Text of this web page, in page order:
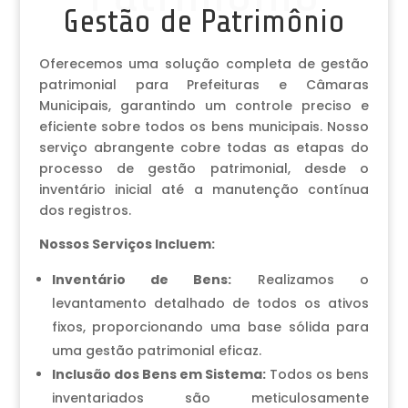
Gestão de Patrimônio
Oferecemos uma solução completa de gestão
patrimonial para Prefeituras e Câmaras
Municipais, garantindo um controle preciso e
eficiente sobre todos os bens municipais. Nosso
serviço abrangente cobre todas as etapas do
processo de gestão patrimonial, desde o
inventário inicial até a manutenção contínua
dos registros.
Nossos Serviços Incluem:
Inventário de Bens: Realizamos o
levantamento detalhado de todos os ativos
fixos, proporcionando uma base sólida para
uma gestão patrimonial eficaz.
Inclusão dos Bens em Sistema: Todos os bens
inventariados são meticulosamente